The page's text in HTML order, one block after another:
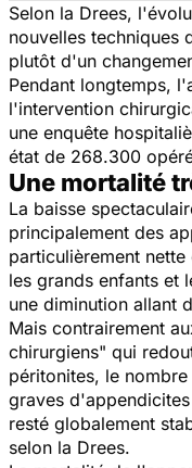
Selon la Drees,
nouvelles techniques
plutôt d'un
Pendant longtemps,
l'intervention
une enquête
état de 268.300
Une mortalité
La baisse
principalement des
particulièrement
les grands enfants et
une diminution allant
Mais contrairement
chirurgiens" qui
péritonites, le
graves
resté globalement
selon la Drees.